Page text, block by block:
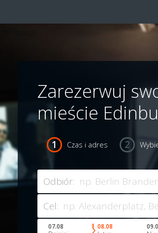
Zarezerwuj
mieście
Czas i adres
Odbiór:
Cel:
07.08 08.08